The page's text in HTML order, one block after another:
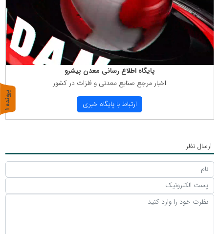
پایگاه اطلاع رسانی معدن پیشرو
اخبار مرجع صنایع معدنی و فلزات در كشور
ارتباط با پایگاه خبری
ارسال نظر
پ
ر
و
ن
د
ه
1